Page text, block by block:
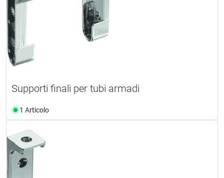
Supporti finali per tubi armadi
1 Articolo